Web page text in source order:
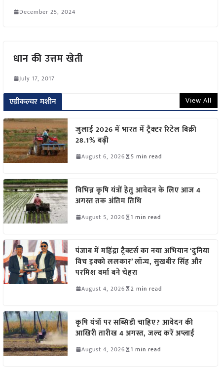
December 25, 2024
धान की उत्तम खेती
July 17, 2017
एग्रीकल्चर मशीन View All
जुलाई 2026 में भारत में ट्रैक्टर रिटेल बिक्री
28.1% बढ़ी
August 6, 2026 5 min read
विभिन्न कृषि यंत्रों हेतु आवेदन के लिए आज 4
अगस्त तक अंतिम तिथि
August 5, 2026 1 min read
पंजाब में महिंद्रा ट्रैक्टर्स का नया अभियान ‘दुनिया
विच इक्को ललकार’ लॉन्च, सुखबीर सिंह और
परमिश वर्मा बने चेहरा
August 4, 2026 2 min read
कृषि यंत्रों पर सब्सिडी चाहिए? आवेदन की
आखिरी तारीख 4 अगस्त, जल्द करें अप्लाई
August 4, 2026 1 min read